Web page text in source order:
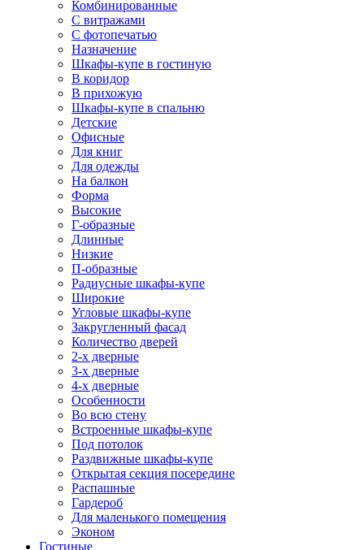
Комбинированные
С витражами
С фотопечатью
Назначение
Шкафы-купе в гостиную
В коридор
В прихожую
Шкафы-купе в спальню
Детские
Офисные
Для книг
Для одежды
На балкон
Форма
Высокие
Г-образные
Длинные
Низкие
П-образные
Радиусные шкафы-купе
Широкие
Угловые шкафы-купе
Закругленный фасад
Количество дверей
2-х дверные
3-х дверные
4-х дверные
Особенности
Во всю стену
Встроенные шкафы-купе
Под потолок
Раздвижные шкафы-купе
Открытая секция посередине
Распашные
Гардероб
Для маленького помещения
Эконом
Гостиные